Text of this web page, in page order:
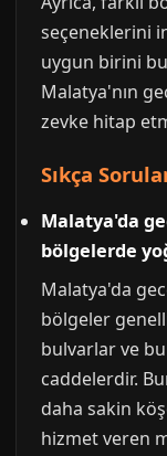
seçeneklerini
uygun birini
Malatya'nın
zevke hitap
Sıkça
Malatya'da
bölgelerde
Malatya'da
bölgeler
bulvarlar ve
caddelerdir.
daha sakin
hizmet veren